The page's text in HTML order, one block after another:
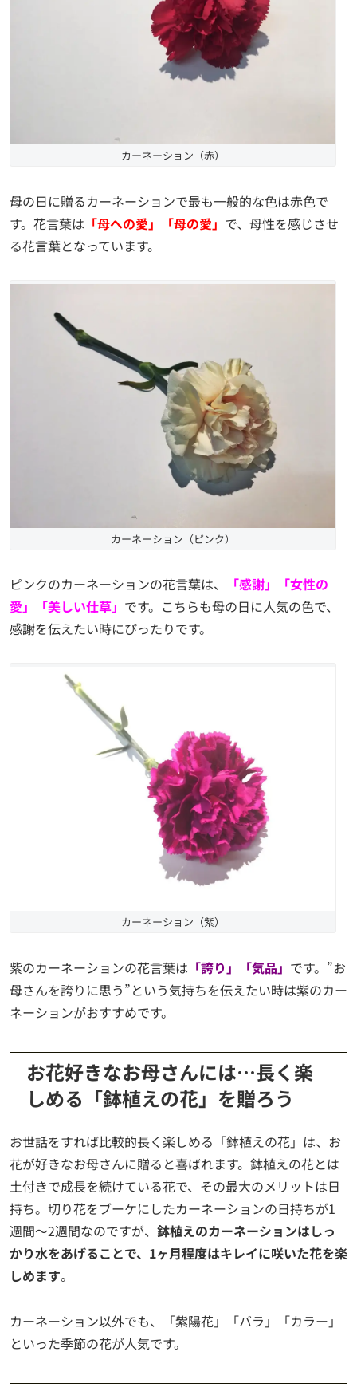
カーネーション（赤）
母の日に贈るカーネーションで最も一般的な色は赤色で
す。花言葉は 「母への愛」「母の愛」 で、母性を感じさせ
る花言葉となっています。
カーネーション（ピンク）
ピンクのカーネーションの花言葉は、
「感謝」「女性の
愛」「美しい仕草」 です。こちらも母の日に人気の色で、
感謝を伝えたい時にぴったりです。
カーネーション（紫）
紫のカーネーションの花言葉は 「誇り」「気品」 です。”お
母さんを誇りに思う”という気持ちを伝えたい時は紫のカー
ネーションがおすすめです。
お花好きなお母さんには…長く楽
しめる「鉢植えの花」を贈ろう
お世話をすれば比較的長く楽しめる「鉢植えの花」は、お
花が好きなお母さんに贈ると喜ばれます。鉢植えの花とは
土付きで成長を続けている花で、その最大のメリットは日
持ち。切り花をブーケにしたカーネーションの日持ちが1
週間〜2週間なのですが、 鉢植えのカーネーションはしっ
かり水をあげることで、1ヶ月程度はキレイに咲いた花を楽
しめます。
カーネーション以外でも、「紫陽花」「バラ」「カラー」
といった季節の花が人気です。